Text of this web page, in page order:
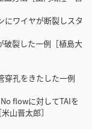
ワイヤが断裂しスタ
裂した一例［植島大
孔をきたした一例
flowに対してTAIを
山晋太郎］